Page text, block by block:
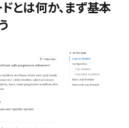
とは何か、まず基本